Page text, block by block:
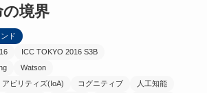
の境界
ド
ICC TOKYO 2016 S3B
Watson
ビリティズ(IoA)
コグニティブ
人工知能